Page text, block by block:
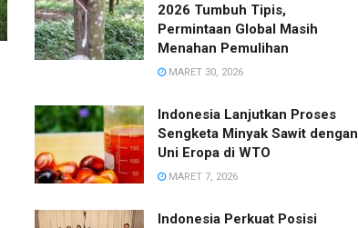
2026 Tumbuh Tipis,
Permintaan Global Masih
Menahan Pemulihan
MARET 30, 2026
Indonesia Lanjutkan Proses
Sengketa Minyak Sawit dengan
Uni Eropa di WTO
MARET 7, 2026
Indonesia Perkuat Posisi